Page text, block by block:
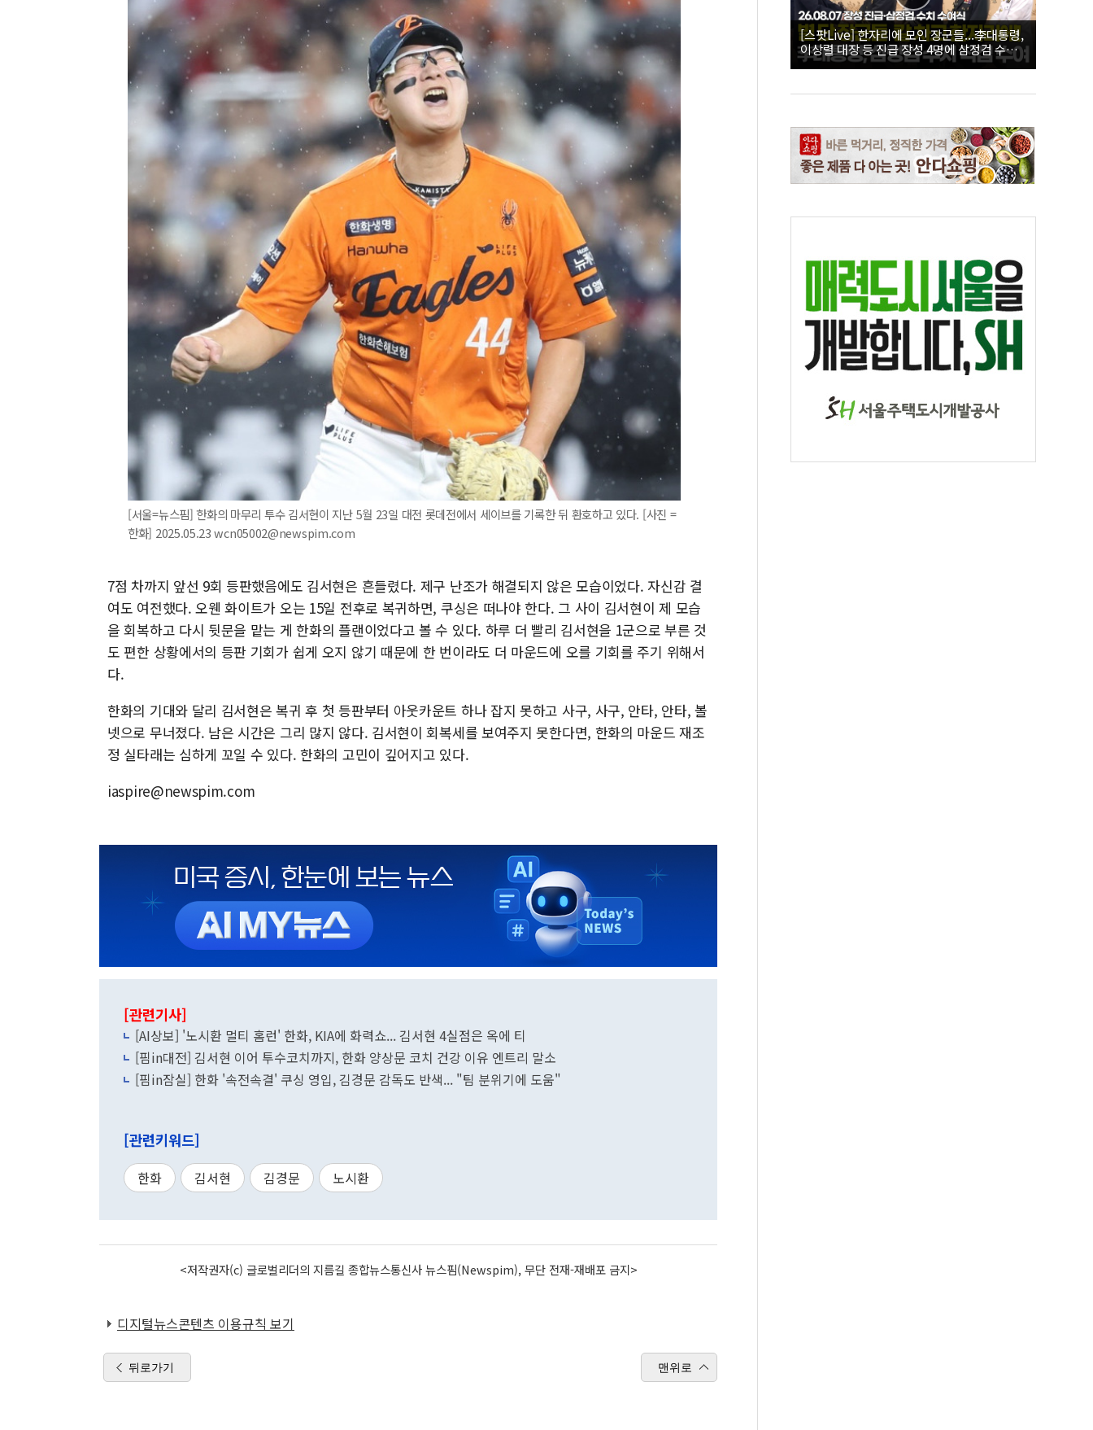
[서울=뉴스핌] 한화의 마무리 투수 김서현이 지난 5월 23일 대전 롯데전에서 세이브를 기록한 뒤 환호하고 있다. [사진 =
한화] 2025.05.23 wcn05002@newspim.com
7점 차까지 앞선 9회 등판했음에도 김서현은 흔들렸다. 제구 난조가 해결되지 않은 모습이었다. 자신감 결
여도 여전했다. 오웬 화이트가 오는 15일 전후로 복귀하면, 쿠싱은 떠나야 한다. 그 사이 김서현이 제 모습
을 회복하고 다시 뒷문을 맡는 게 한화의 플랜이었다고 볼 수 있다. 하루 더 빨리 김서현을 1군으로 부른 것
도 편한 상황에서의 등판 기회가 쉽게 오지 않기 때문에 한 번이라도 더 마운드에 오를 기회를 주기 위해서
다.
한화의 기대와 달리 김서현은 복귀 후 첫 등판부터 아웃카운트 하나 잡지 못하고 사구, 사구, 안타, 안타, 볼
넷으로 무너졌다. 남은 시간은 그리 많지 않다. 김서현이 회복세를 보여주지 못한다면, 한화의 마운드 재조
정 실타래는 심하게 꼬일 수 있다. 한화의 고민이 깊어지고 있다.
iaspire@newspim.com
[관련기사]
[AI상보] '노시환 멀티 홈런' 한화, KIA에 화력쇼... 김서현 4실점은 옥에 티
[핌in대전] 김서현 이어 투수코치까지, 한화 양상문 코치 건강 이유 엔트리 말소
[핌in잠실] 한화 '속전속결' 쿠싱 영입, 김경문 감독도 반색... "팀 분위기에 도움"
[관련키워드]
한화 김서현 김경문 노시환
<저작권자(c) 글로벌리더의 지름길 종합뉴스통신사 뉴스핌(Newspim), 무단 전재-재배포 금지>
디지털뉴스콘텐츠 이용규칙 보기
뒤로가기 맨위로
[스팟Live] 한자리에 모인 장군들...李대통령,
이상렬 대장 등 진급 장성 4명에 삼정검 수치
직접 수여｜26.08.07 장성 진급·삼정검 수치